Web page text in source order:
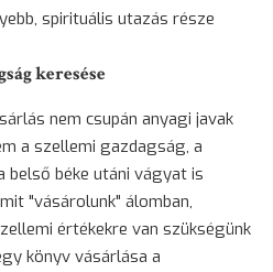
spirituális utazás része
keresése
nem csupán anyagi javak
a szellemi gazdagság, a
belső béke utáni vágyat is
"vásárolunk" álomban,
értékekre van szükségünk
könyv vásárlása a